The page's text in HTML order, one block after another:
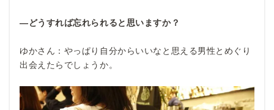
―どうすれば忘れられると思いますか？
ゆかさん：やっぱり自分からいいなと思える男性とめぐり
出会えたらでしょうか。